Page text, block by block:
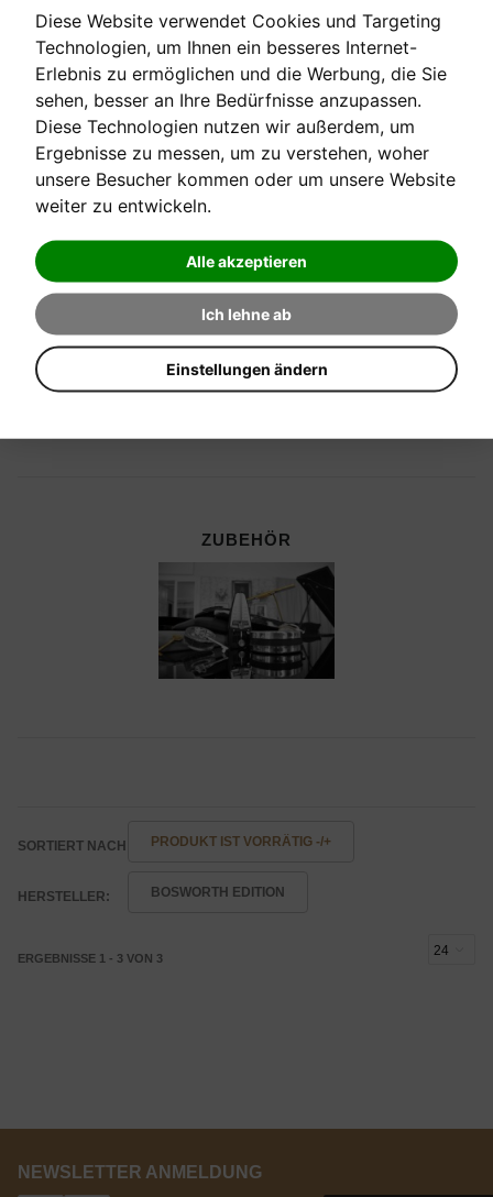
Diese Website verwendet Cookies und Targeting
Technologien, um Ihnen ein besseres Internet-
Erlebnis zu ermöglichen und die Werbung, die Sie
sehen, besser an Ihre Bedürfnisse anzupassen.
Diese Technologien nutzen wir außerdem, um
Ergebnisse zu messen, um zu verstehen, woher
unsere Besucher kommen oder um unsere Website
weiter zu entwickeln.
Alle akzeptieren
Ich lehne ab
Einstellungen ändern
CEMBALI, CELESTEN & HARMONIEN
ZUBEHÖR
SORTIERT NACH PRODUKT IST VORRÄTIG -/+
HERSTELLER: BOSWORTH EDITION
ERGEBNISSE 1 - 3 VON 3
NEWSLETTER ANMELDUNG